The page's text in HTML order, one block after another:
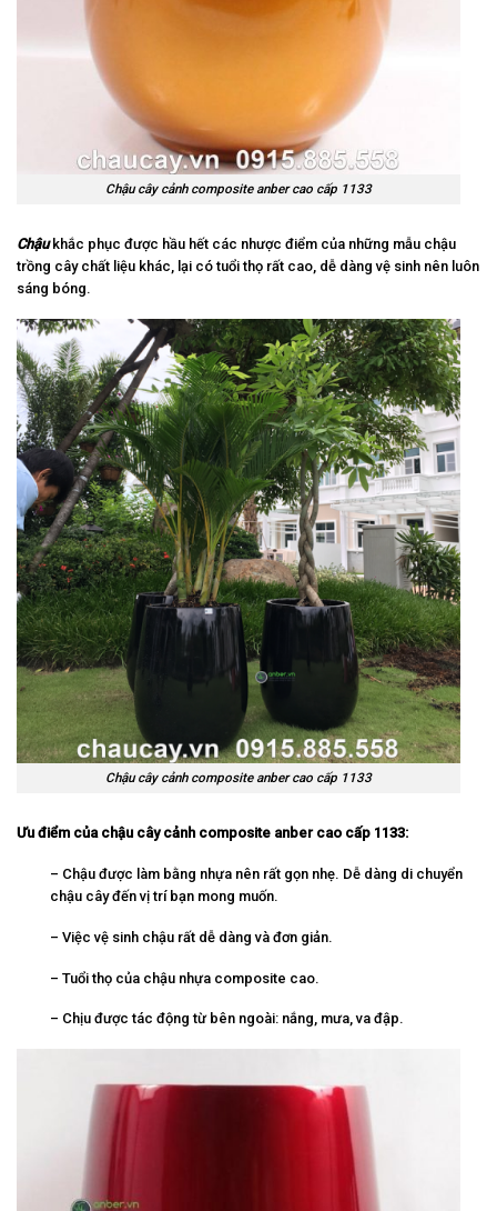
Chậu cây cảnh composite anber cao cấp 1133
Chậukhắc phục được hầu hết các nhược điểm của những mẫu chậu
trồng cây chất liệu khác, lại có tuổi thọ rất cao, dễ dàng vệ sinh nên luôn
sáng bóng.
Chậu cây cảnh composite anber cao cấp 1133
Ưu điểm của chậu cây cảnh composite anber cao cấp 1133:
– Chậu được làm bằng nhựa nên rất gọn nhẹ. Dễ dàng di chuyển
chậu cây đến vị trí bạn mong muốn.
– Việc vệ sinh chậu rất dễ dàng và đơn giản.
– Tuổi thọ của chậu nhựa composite cao.
– Chịu được tác động từ bên ngoài: nắng, mưa, va đập.